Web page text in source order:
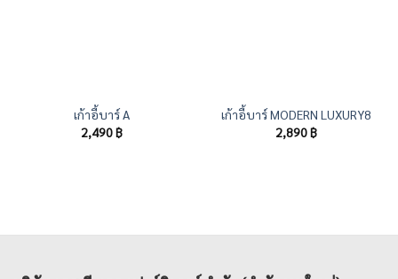
เก้าอี้บาร์ A
2,490฿
เก้าอี้บาร์ MODERN LUXURY8
2,890฿